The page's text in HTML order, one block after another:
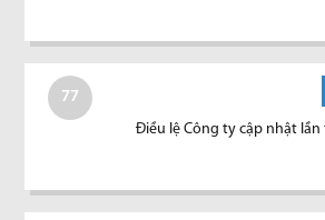
77
Điều lệ Công ty cập nhật